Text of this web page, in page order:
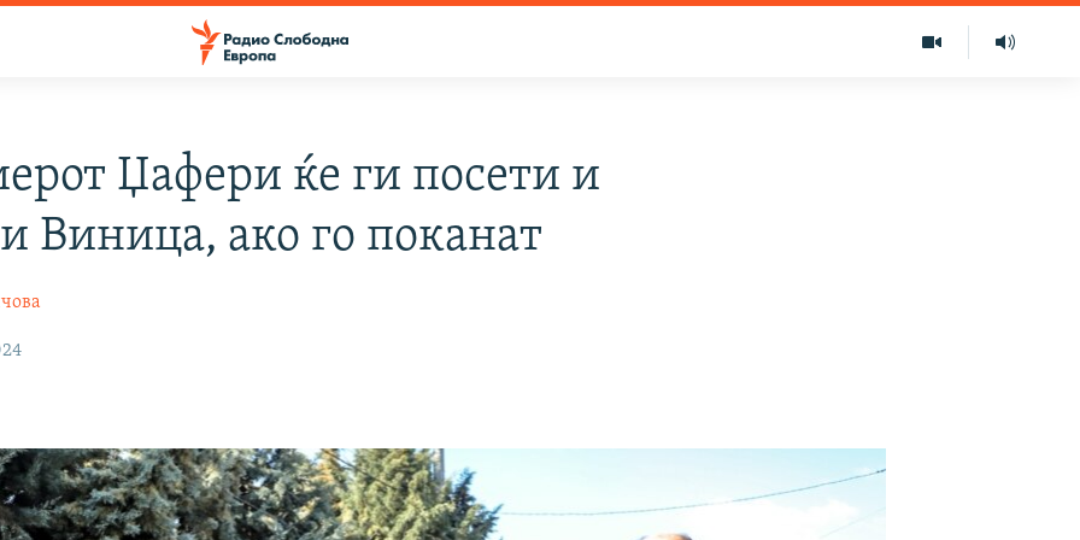
Џафери ќе ги посети и
Виница, ако го поканат